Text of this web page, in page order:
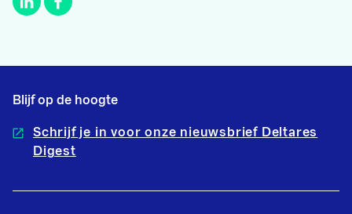
Blijf op de hoogte
Schrijf je in voor onze nieuwsbrief Deltares
Digest